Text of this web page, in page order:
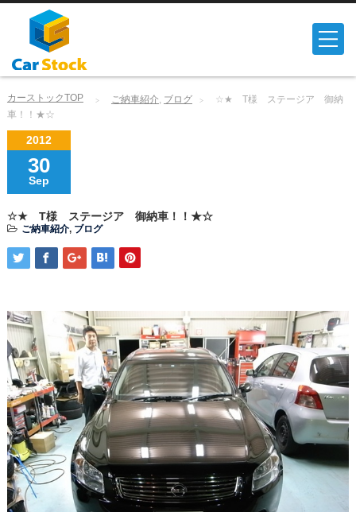
カーストックTOP ご納車紹介 ブログ
☆★ T様 ステージア 御納
車！！★☆
2012
30
Sep
☆★ T様 ステージア 御納車！！★☆
ご納車紹介, ブログ